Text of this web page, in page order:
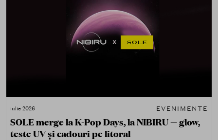
iulie 2026 EVENIMENTE
SOLE merge la K-Pop Days, la NIBIRU — glow,
teste UV și cadouri pe litoral